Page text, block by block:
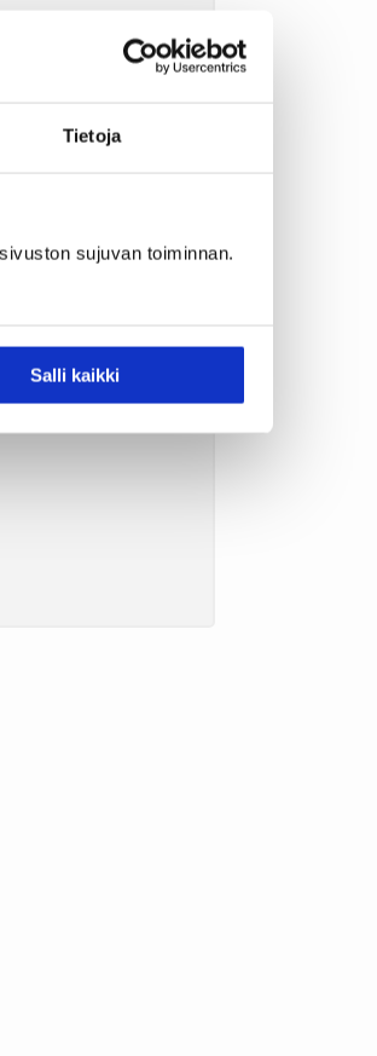
Tietoja
sujuvan toiminnan.
Salli kaikki